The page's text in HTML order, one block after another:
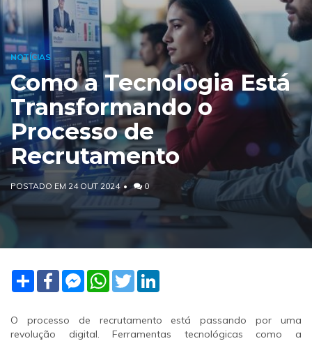
NOTÍCIAS
Como a Tecnologia Está
Transformando o
Processo de
Recrutamento
POSTADO EM 24 OUT 2024 0
Share FacebookFacebook
Messenger
WhatsApp
Twitter
O processo de recrutamento está passando por uma
revolução digital. Ferramentas tecnológicas como a